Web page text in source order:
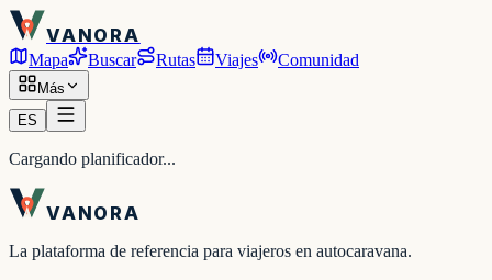
VANORA
Mapa Buscar Rutas Viajes Comunidad
Más
ES
Cargando planificador...
VANORA
La plataforma de referencia para viajeros en autocaravana.